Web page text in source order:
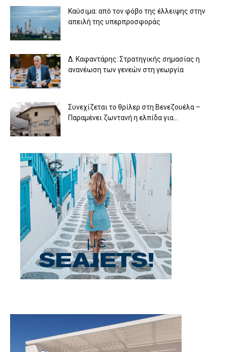
Καύσιμα: από τον φόβο της έλλειψης στην
απειλή της υπερπροσφοράς
Δ. Καφαντάρης: Στρατηγικής σημασίας η
ανανέωση των γενεών στη γεωργία
Συνεχίζεται το θρίλερ στη Βενεζουέλα –
Παραμένει ζωντανή η ελπίδα για...